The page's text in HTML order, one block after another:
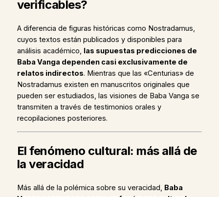
verificables?
A diferencia de figuras históricas como Nostradamus,
cuyos textos están publicados y disponibles para
análisis académico, las supuestas predicciones de
Baba Vanga dependen casi exclusivamente de
relatos indirectos. Mientras que las «Centurias» de
Nostradamus existen en manuscritos originales que
pueden ser estudiados, las visiones de Baba Vanga se
transmiten a través de testimonios orales y
recopilaciones posteriores.
El fenómeno cultural: más allá de
la veracidad
Más allá de la polémica sobre su veracidad, Baba